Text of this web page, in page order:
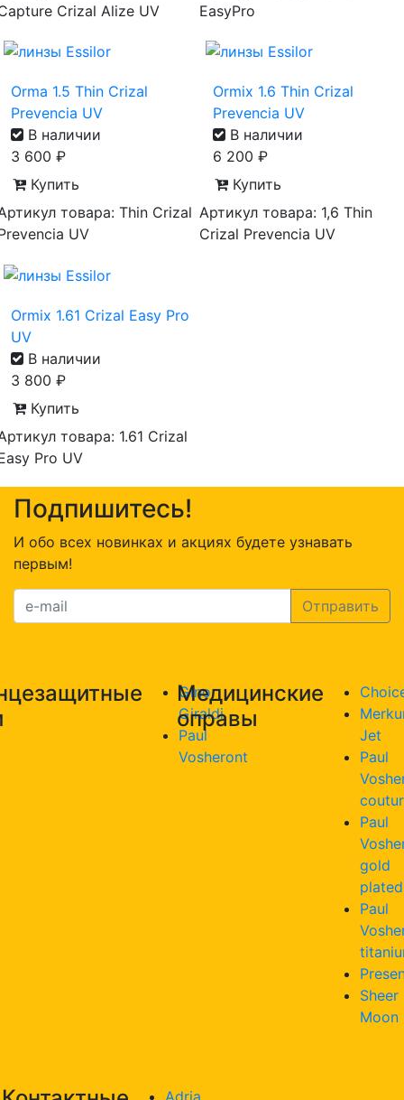
Crizal Alize UV
EasyPro
Orma 1.5 Thin Crizal
Prevencia UV
В наличии
3 600 ₽
Купить
товара: Thin Crizal
UV
Ormix 1.6 Thin Crizal
Prevencia UV
В наличии
6 200 ₽
Купить
Артикул товара: 1,6 Thin
Crizal Prevencia UV
Ormix 1.61 Crizal Easy Pro
UV
В наличии
3 800 ₽
Купить
товара: 1.61 Crizal
Pro UV
Подпишитесь!
И обо всех новинках и акциях будете узнавать
первым!
Gino
Giraldi
Paul
Vosheront
Медицинские
оправы
Jet
Paul
Paul
gold
plated
Paul
Sheer
Moon
Adria